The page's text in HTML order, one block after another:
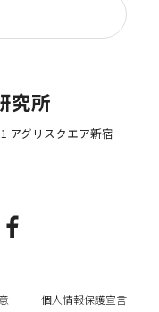
究所
アグリスクエア新宿
個人情報保護宣言